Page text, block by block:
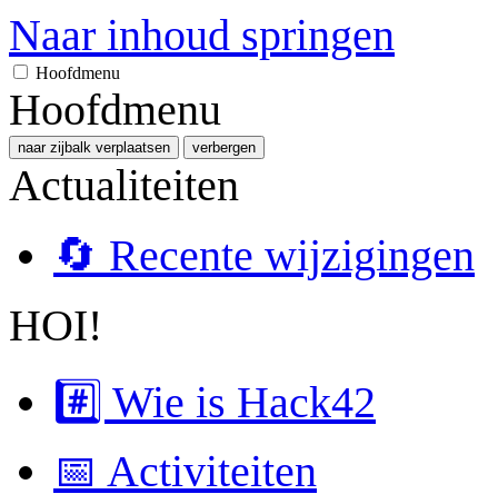
Naar inhoud springen
Hoofdmenu
Hoofdmenu
naar zijbalk verplaatsen verbergen
Actualiteiten
🔄 Recente wijzigingen
HOI!
#️⃣ Wie is Hack42
📅 Activiteiten